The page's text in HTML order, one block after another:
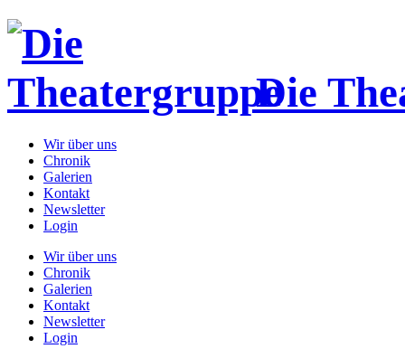
Die
Wir über uns
Chronik
Galerien
Kontakt
Newsletter
Login
Wir über uns
Chronik
Galerien
Kontakt
Newsletter
Login